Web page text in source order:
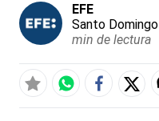
EFE
Santo Domingo
min de lectura